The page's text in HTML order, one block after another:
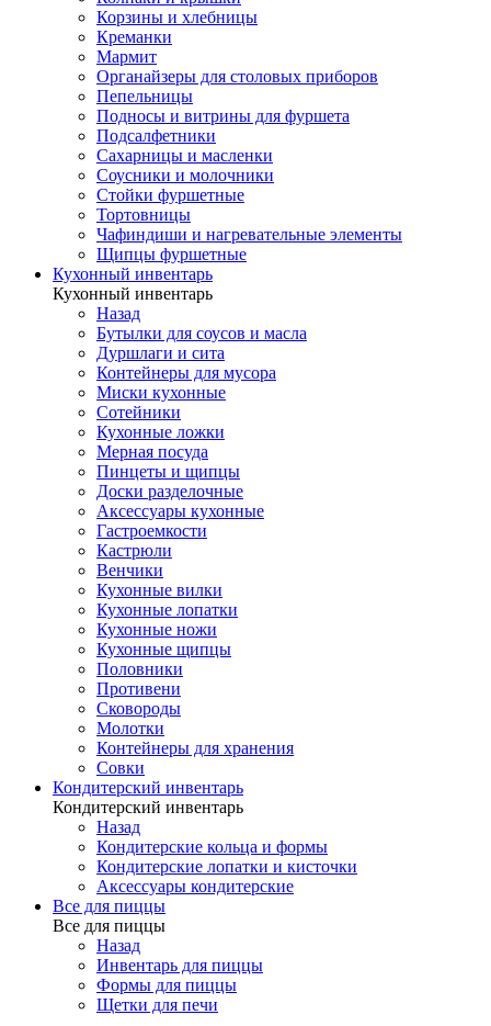
Корзины и хлебницы
Креманки
Мармит
Органайзеры для столовых приборов
Пепельницы
Подносы и витрины для фуршета
Подсалфетники
Сахарницы и масленки
Соусники и молочники
Стойки фуршетные
Тортовницы
Чафиндиши и нагревательные элементы
Щипцы фуршетные
Кухонный инвентарь
Кухонный инвентарь
Назад
Бутылки для соусов и масла
Дуршлаги и сита
Контейнеры для мусора
Миски кухонные
Сотейники
Кухонные ложки
Мерная посуда
Пинцеты и щипцы
Доски разделочные
Аксессуары кухонные
Гастроемкости
Кастрюли
Венчики
Кухонные вилки
Кухонные лопатки
Кухонные ножи
Кухонные щипцы
Половники
Противени
Сковороды
Молотки
Контейнеры для хранения
Совки
Кондитерский инвентарь
Кондитерский инвентарь
Назад
Кондитерские кольца и формы
Кондитерские лопатки и кисточки
Аксессуары кондитерские
Все для пиццы
Все для пиццы
Назад
Инвентарь для пиццы
Формы для пиццы
Щетки для печи